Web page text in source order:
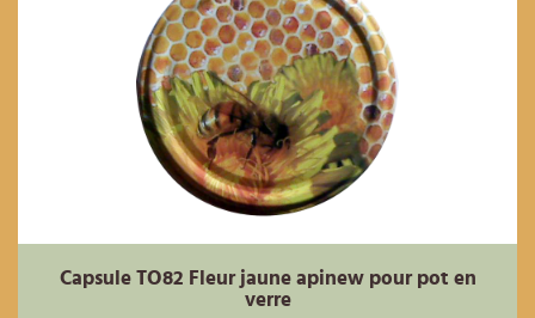
Capsule TO82 Fleur jaune apinew pour pot en
verre